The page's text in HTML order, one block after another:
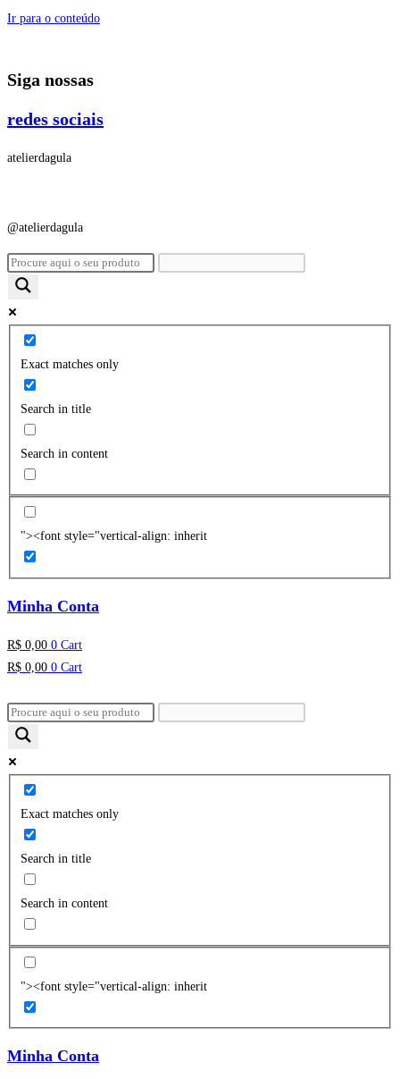
Ir para o conteúdo
Siga nossas
redes sociais
atelierdagula
@atelierdagula
Exact matches only
Search in title
Search in content
"><font style="vertical-align: inherit
Minha Conta
R$ 0,00 0 Cart
R$ 0,00 0 Cart
Exact matches only
Search in title
Search in content
"><font style="vertical-align: inherit
Minha Conta